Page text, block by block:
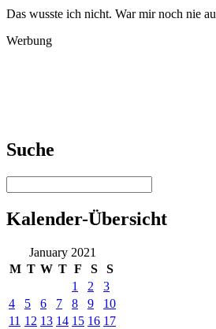
Das wusste ich nicht. War mir noch nie
Werbung
Suche
Kalender-Übersicht
January 2021
M T W T F S
S
1
2
3
4
5 6 7 8 9
10
11 12 13 14 15 16 17